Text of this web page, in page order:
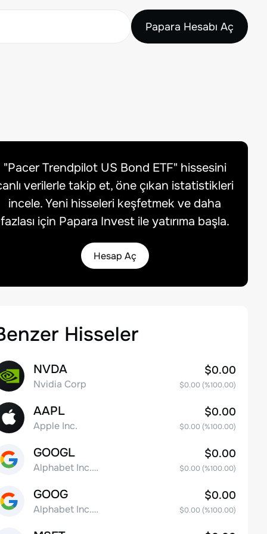
Papara Hesabı Aç
"Pacer Trendpilot US Bond ETF" hissesini
verilerle takip et, öne çıkan istatistikleri
incele. Yeni hisseleri keşfetmek ve daha
fazlası için Papara Invest ile yatırıma başla.
Hesap Aç
Hisseler
NVDA
Nvidia Corp
$0.00
$0.00(%100.00)
AAPL
Apple Inc.
$0.00
$0.00(%100.00)
GOOGL
Alphabet Inc. Class A Common Stock
$0.00
$0.00(%100.00)
GOOG
Alphabet Inc. Class C Capital Stock
$0.00
$0.00(%100.00)